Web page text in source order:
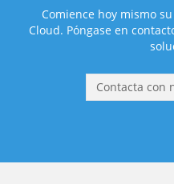
Comience hoy mismo
Cloud. Póngase en
Contacta con